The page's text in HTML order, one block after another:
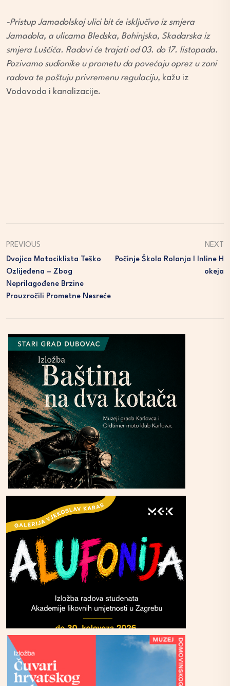
-Pristup Jamadolskoj ulici bit će isključivo iz smjera
Jamadola, a ulicama Bledska, Bohinjska, Skadarska iz
smjera Luščića. Radovi će trajati od 03. do 17. listopada.
Pozivamo sudionike u prometu da povećaju oprez u zoni
radova te poštuju privremenu regulaciju, kažu iz
Vodovoda i kanalizacije.
PREVIOUS
Dvojica Motociklista Teško
Ozlijeđena – Zbog
Neprilagođene Brzine
Prouzročili Prometne Nesreće
NEXT
Počinje Škola Rolanja I Inline H
Okeja